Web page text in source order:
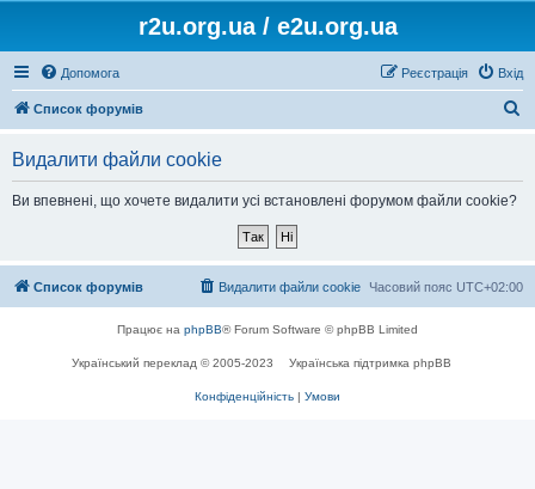
r2u.org.ua / e2u.org.ua
Допомога Вхід
Реєстрація
Список форумів
Видалити файли cookie
Ви впевнені, що хочете видалити усі встановлені форумом файли cookie?
Список форумів Часовий пояс UTC+02:00
Видалити файли cookie
Працює на phpBB® Forum Software © phpBB Limited
Український переклад © 2005-2023 Українська підтримка phpBB
Конфіденційність | Умови